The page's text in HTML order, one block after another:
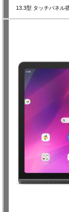
13.3型 タッチパネル